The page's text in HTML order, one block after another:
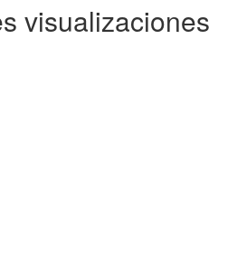
visualizaciones